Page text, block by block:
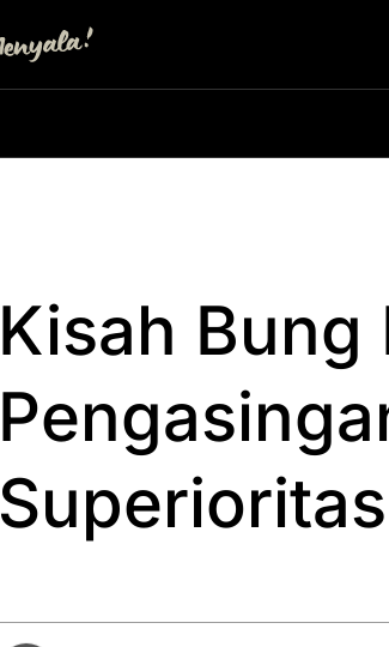
Kisah Bung
Superioritas